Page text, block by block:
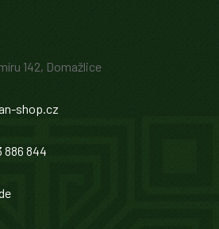
142, Domažlice
shop.cz
886 844